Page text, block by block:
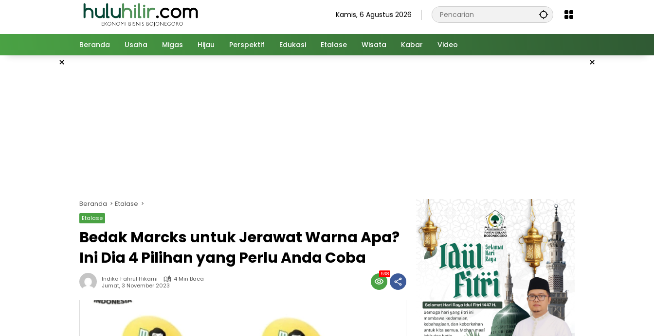
Kamis, 6 Agustus 2026
Beranda Usaha Migas Hijau Perspektif Edukasi Etalase Wisata Kabar Video
× ×
Beranda Etalase
Etalase
Bedak Marcks untuk Jerawat Warna Apa?
Ini Dia 4 Pilihan yang Perlu Anda Coba
Indika Fahrul Hikami
4 Min Baca
Jumat, 3 November 2023
538